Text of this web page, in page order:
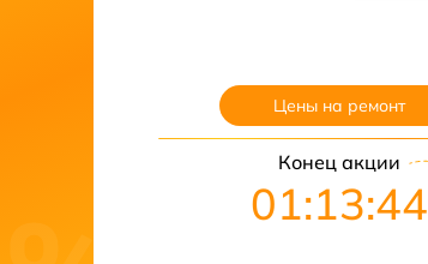
Цены на ремонт
Конец акции
01:13:41